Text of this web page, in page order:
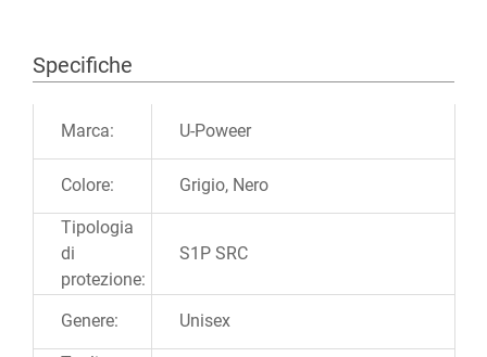
Specifiche
Marca: U-Poweer
Colore: Grigio, Nero
Tipologia
di
protezione:
S1P SRC
Genere: Unisex